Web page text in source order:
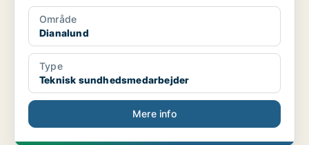
Område
Dianalund
Type
Teknisk sundhedsmedarbejder
Mere info